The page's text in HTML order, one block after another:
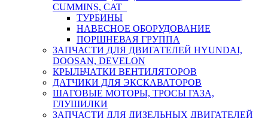
CUMMINS, CAT
ТУРБИНЫ
НАВЕСНОЕ ОБОРУДОВАНИЕ
ПОРШНЕВАЯ ГРУППА
ЗАПЧАСТИ ДЛЯ ДВИГАТЕЛЕЙ HYUNDAI,
DOOSAN, DEVELON
КРЫЛЬЧАТКИ ВЕНТИЛЯТОРОВ
ДАТЧИКИ ДЛЯ ЭКСКАВАТОРОВ
ШАГОВЫЕ МОТОРЫ, ТРОСЫ ГАЗА,
ГЛУШИЛКИ
ЗАПЧАСТИ ДЛЯ ДИЗЕЛЬНЫХ ДВИГАТЕЛЕЙ